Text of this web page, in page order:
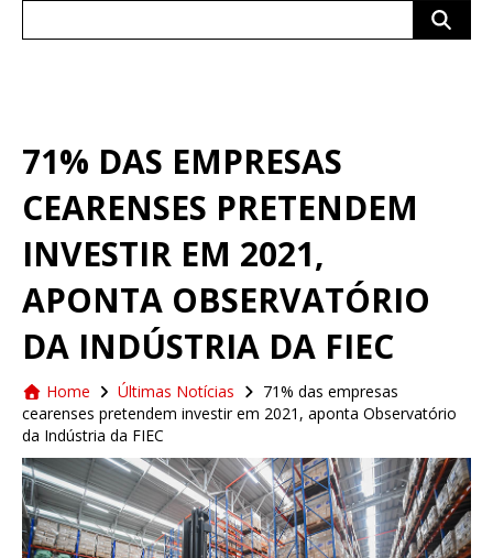
71% DAS EMPRESAS
CEARENSES PRETENDEM
INVESTIR EM 2021,
APONTA OBSERVATÓRIO
DA INDÚSTRIA DA FIEC
Home Últimas Notícias
71% das empresas
cearenses pretendem investir em 2021, aponta Observatório
da Indústria da FIEC